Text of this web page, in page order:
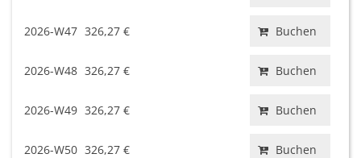
2026-W47 326,27 € Buchen
2026-W48 326,27 € Buchen
2026-W49 326,27 € Buchen
2026-W50 326,27 € Buchen